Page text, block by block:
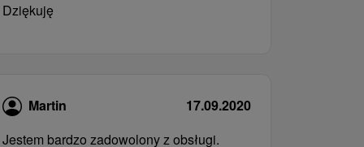
Dziękuję
Martin
17.09.2020
Jestem bardzo zadowolony z obsługi.